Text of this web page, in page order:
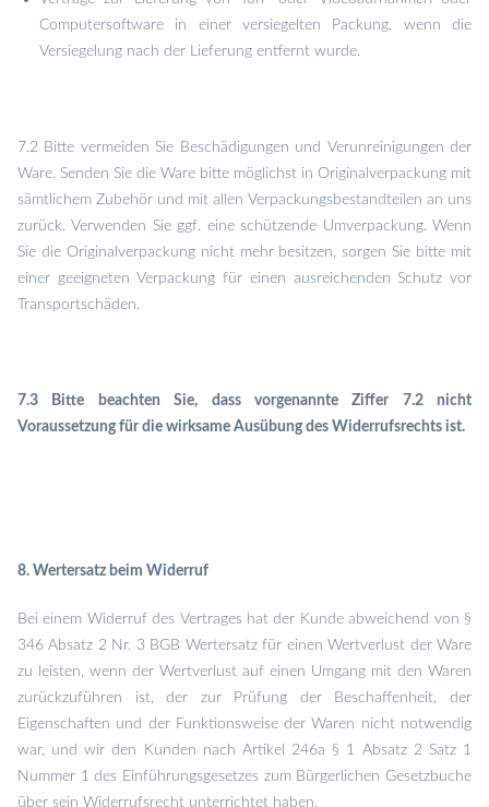
Computersoftware in einer versiegelten Packung, wenn die
Versiegelung nach der Lieferung entfernt wurde.
7.2 Bitte vermeiden Sie Beschädigungen und Verunreinigungen der
Ware. Senden Sie die Ware bitte möglichst in Originalverpackung mit
sämtlichem Zubehör und mit allen Verpackungsbestandteilen an uns
zurück. Verwenden Sie ggf. eine schützende Umverpackung. Wenn
Sie die Originalverpackung nicht mehr besitzen, sorgen Sie bitte mit
einer geeigneten Verpackung für einen ausreichenden Schutz vor
Transportschäden.
7.3 Bitte beachten Sie, dass vorgenannte Ziffer 7.2 nicht
Voraussetzung für die wirksame Ausübung des Widerrufsrechts ist.
8. Wertersatz beim Widerruf
Bei einem Widerruf des Vertrages hat der Kunde abweichend von §
346 Absatz 2 Nr. 3 BGB Wertersatz für einen Wertverlust der Ware
zu leisten, wenn der Wertverlust auf einen Umgang mit den Waren
zurückzuführen ist, der zur Prüfung der Beschaffenheit, der
Eigenschaften und der Funktionsweise der Waren nicht notwendig
war, und wir den Kunden nach Artikel 246a § 1 Absatz 2 Satz 1
Nummer 1 des Einführungsgesetzes zum Bürgerlichen Gesetzbuche
über sein Widerrufsrecht unterrichtet haben.